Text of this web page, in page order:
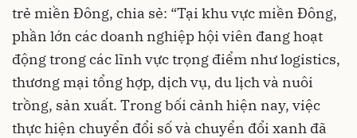
trẻ miền Đông, chia sẻ: “Tại khu vực miền Đông,
phần lớn các doanh nghiệp hội viên đang hoạt
động trong các lĩnh vực trọng điểm như logistics,
thương mại tổng hợp, dịch vụ, du lịch và nuôi
trồng, sản xuất. Trong bối cảnh hiện nay, việc
thực hiện chuyển đổi số và chuyển đổi xanh đã